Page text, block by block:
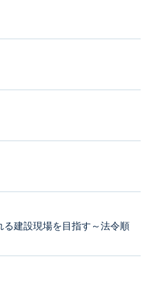
る建設現場を目指す～法令順